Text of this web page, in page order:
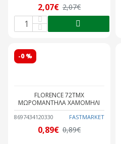
2,07€ 2,07€
-0 %
8697434120330 FASTMARKET
FLORENCE 72ΤΜΧ
ΜΩΡΟΜΑΝΤΗΛΑ ΧΑΜΟΜΗΛΙ
0,89€ 0,89€